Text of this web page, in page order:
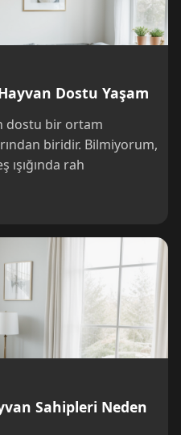
Dostu Yaşam
dostu bir ortam
biridir. Bilmiyorum,
rah
Sahipleri Neden